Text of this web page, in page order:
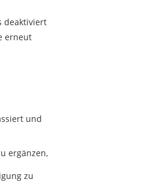
deaktiviert
erneut
und
ergänzen,
zu